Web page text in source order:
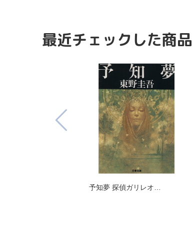
最近チェックした商品
予知夢 探偵ガリレオ…